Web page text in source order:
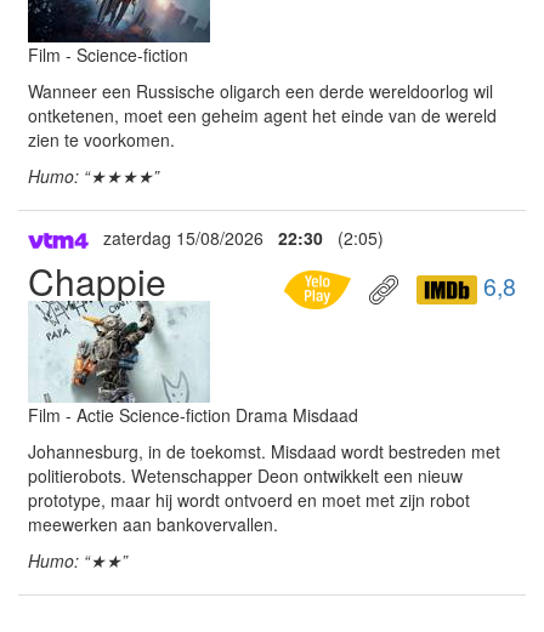
Film - Science-fiction
Wanneer een Russische oligarch een derde wereldoorlog wil
ontketenen, moet een geheim agent het einde van de wereld
zien te voorkomen.
Humo: “★★★★”
zaterdag 15/08/2026 22:30 (2:05)
Chappie 6,8
Film - Actie Science-fiction Drama Misdaad
Johannesburg, in de toekomst. Misdaad wordt bestreden met
politierobots. Wetenschapper Deon ontwikkelt een nieuw
prototype, maar hij wordt ontvoerd en moet met zijn robot
meewerken aan bankovervallen.
Humo: “★★”